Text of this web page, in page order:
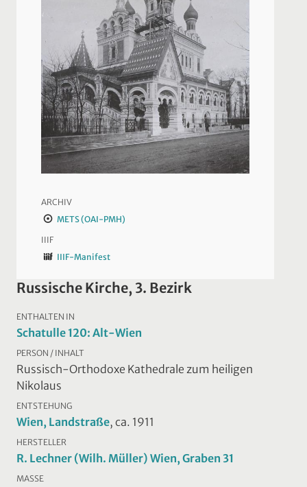
ARCHIV
METS (OAI-PMH)
IIIF
IIIF-Manifest
Russische Kirche, 3. Bezirk
ENTHALTEN IN
Schatulle 120: Alt-Wien
PERSON / INHALT
Russisch-Orthodoxe Kathedrale zum heiligen
Nikolaus
ENTSTEHUNG
Wien, Landstraße, ca. 1911
HERSTELLER
R. Lechner (Wilh. Müller) Wien, Graben 31
MASSE